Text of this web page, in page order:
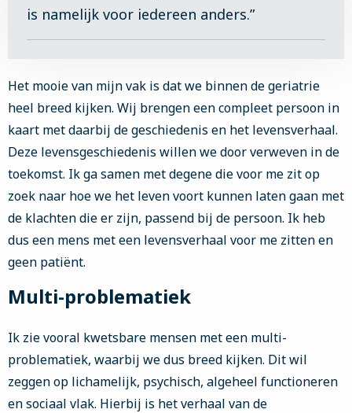
is namelijk voor iedereen anders.”
Het mooie van mijn vak is dat we binnen de geriatrie
heel breed kijken. Wij brengen een compleet persoon in
kaart met daarbij de geschiedenis en het levensverhaal.
Deze levensgeschiedenis willen we door verweven in de
toekomst. Ik ga samen met degene die voor me zit op
zoek naar hoe we het leven voort kunnen laten gaan met
de klachten die er zijn, passend bij de persoon. Ik heb
dus een mens met een levensverhaal voor me zitten en
geen patiënt.
Multi-problematiek
Ik zie vooral kwetsbare mensen met een multi-
problematiek, waarbij we dus breed kijken. Dit wil
zeggen op lichamelijk, psychisch, algeheel functioneren
en sociaal vlak. Hierbij is het verhaal van de